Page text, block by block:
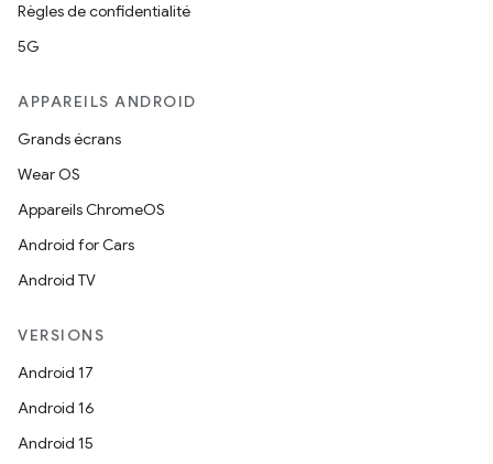
Règles de confidentialité
5G
APPAREILS ANDROID
Grands écrans
Wear OS
Appareils ChromeOS
Android for Cars
Android TV
VERSIONS
Android 17
Android 16
Android 15